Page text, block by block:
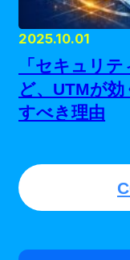
2025.10.01
「セキュリ
ど、UTMが
すべき理由